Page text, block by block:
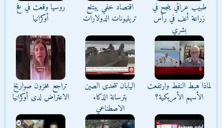
طبيب عراقي ينجح في
زراعة أنف في رأس
بشري
اقتصاد خفي يبتلع
تريليونات الدولارات
روسيا وقعت في فخ
أوكرانيا
لماذا هبط النفط وارتفعت
الأسهم الأمريكية؟
اليابان تتحدى الصين
بترسانة الذكاء
الاصطناعي
تراجع مخزون صواريخ
الاعتراض لدى أوكرانيا